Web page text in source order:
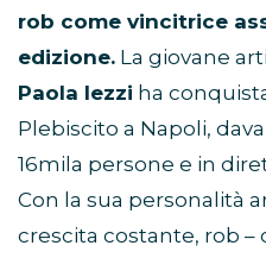
rob come vincitrice
edizione. La giovane
Paola Iezzi ha
Plebiscito a Napoli,
16mila persone e in
Con la sua personalità
crescita costante, rob –